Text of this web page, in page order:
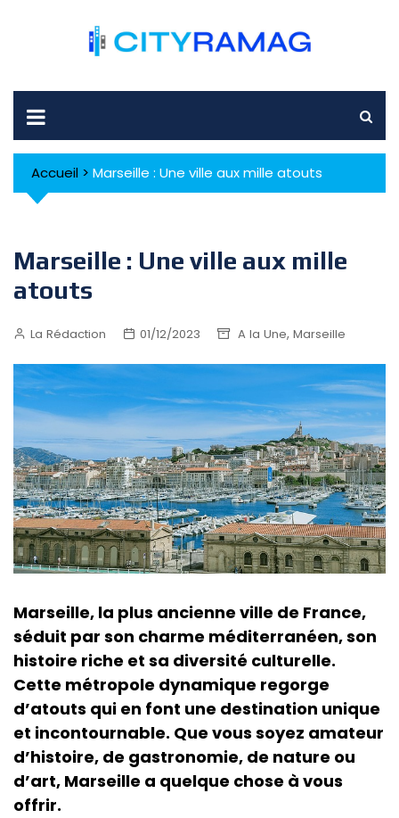
Accueil > Marseille : Une ville aux mille atouts
Marseille : Une ville aux mille
atouts
La Rédaction 01/12/2023 A la Une, Marseille
Marseille, la plus ancienne ville de France,
séduit par son charme méditerranéen, son
histoire riche et sa diversité culturelle.
Cette métropole dynamique regorge
d’atouts qui en font une destination unique
et incontournable. Que vous soyez amateur
d’histoire, de gastronomie, de nature ou
d’art, Marseille a quelque chose à vous
offrir.